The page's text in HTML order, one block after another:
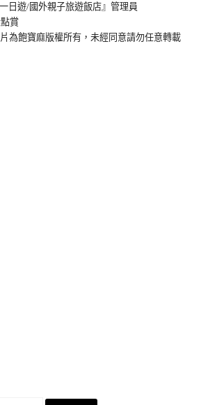
日遊/國外親子旅遊飯店』管理員
賞
為飽寶麻版權所有，未經同意請勿任意轉載